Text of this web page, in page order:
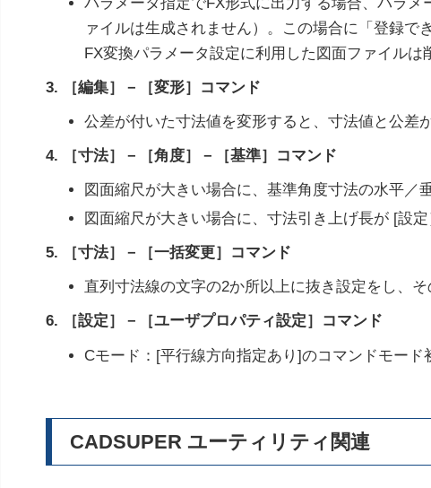
ァイルは生成されません）。この場合に「登録で
FX変換パラメータ設定に利用した図面ファイルは
3. ［編集］－［変形］コマンド
公差が付いた寸法値を変形すると、寸法値と公差
4. ［寸法］－［角度］－［基準］コマンド
図面縮尺が大きい場合に、基準角度寸法の水平／
図面縮尺が大きい場合に、寸法引き上げ長が [設
5. ［寸法］－［一括変更］コマンド
直列寸法線の文字の2か所以上に抜き設定をし、
6. ［設定］－［ユーザプロパティ設定］コマンド
Cモード：[平行線方向指定あり]のコマンドモード
CADSUPER ユーティリティ関連